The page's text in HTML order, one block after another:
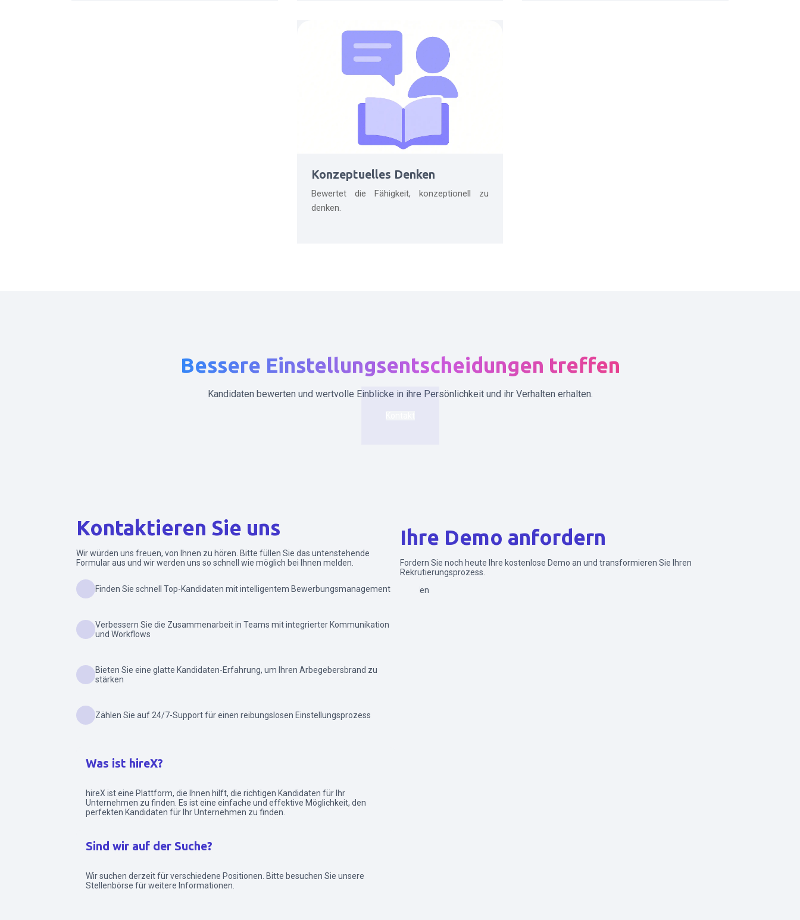
Konzeptuelles Denken
Bewertet die Fähigkeit, konzeptionell zu
denken.
Bessere Einstellungsentscheidungen treffen
Kandidaten bewerten und wertvolle Einblicke in ihre Persönlichkeit und ihr Verhalten erhalten.
Kontaktieren Sie uns
Wir würden uns freuen, von Ihnen zu hören. Bitte füllen Sie das untenstehende
Formular aus und wir werden uns so schnell wie möglich bei Ihnen melden.
Finden Sie schnell Top-Kandidaten mit intelligentem Bewerbungsmanagement
Verbessern Sie die Zusammenarbeit in Teams mit integrierter Kommunikation
und Workflows
Bieten Sie eine glatte Kandidaten-Erfahrung, um Ihren Arbegebersbrand zu
stärken
Zählen Sie auf 24/7-Support für einen reibungslosen Einstellungsprozess
Was ist hireX?
hireX ist eine Plattform, die Ihnen hilft, die richtigen Kandidaten für Ihr
Unternehmen zu finden. Es ist eine einfache und effektive Möglichkeit, den
perfekten Kandidaten für Ihr Unternehmen zu finden.
Sind wir auf der Suche?
Wir suchen derzeit für verschiedene Positionen. Bitte besuchen Sie unsere
Stellenbörse für weitere Informationen.
Ihre Demo anfordern
Fordern Sie noch heute Ihre kostenlose Demo an und transformieren Sie Ihren
Rekrutierungsprozess.
Senden